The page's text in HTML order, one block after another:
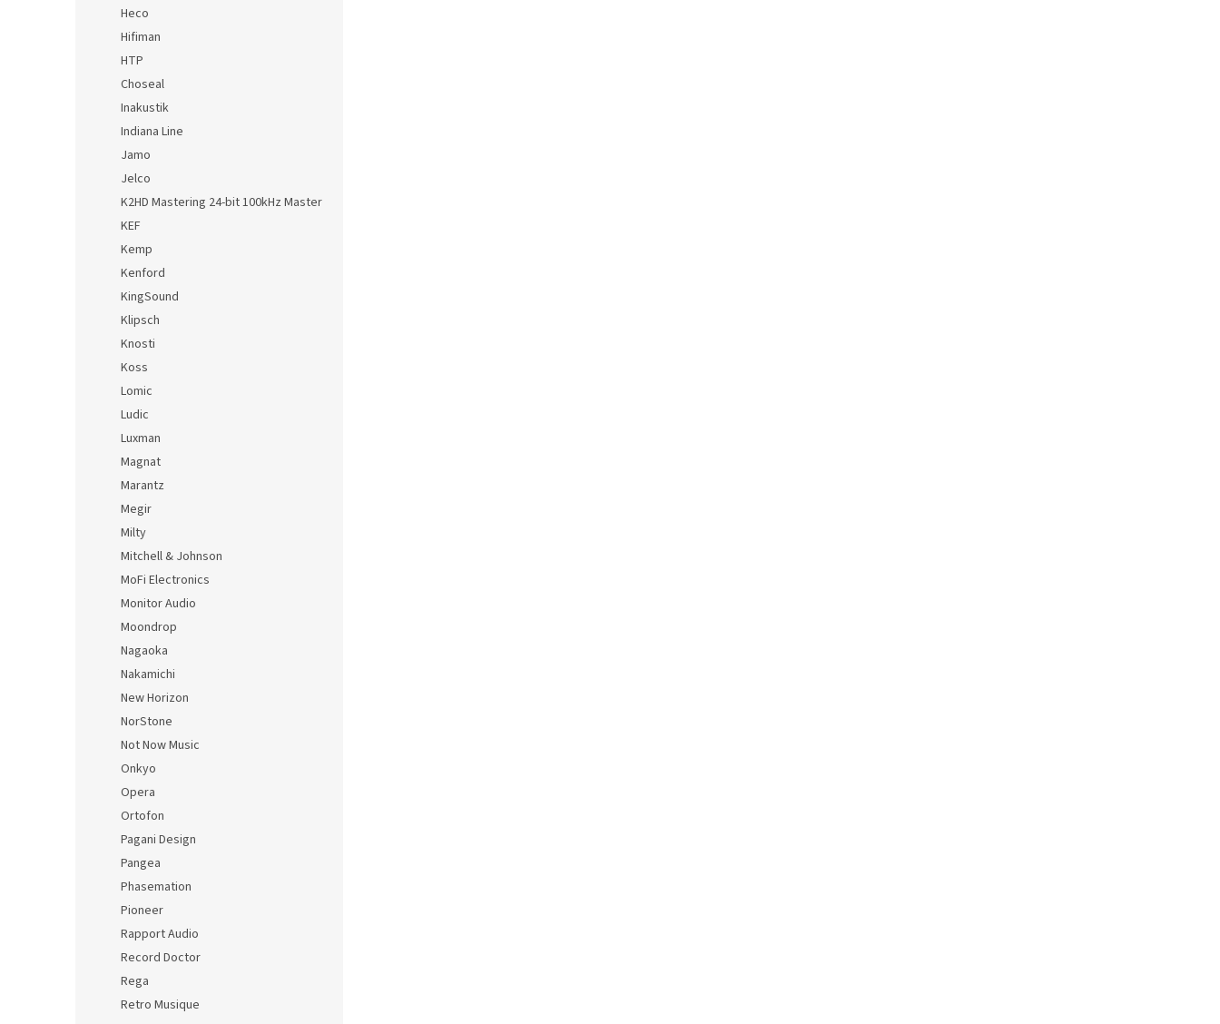
Heco
Hifiman
HTP
Choseal
Inakustik
Indiana Line
Jamo
Jelco
K2HD Mastering 24-bit 100kHz Master
KEF
Kemp
Kenford
KingSound
Klipsch
Knosti
Koss
Lomic
Ludic
Luxman
Magnat
Marantz
Megir
Milty
Mitchell & Johnson
MoFi Electronics
Monitor Audio
Moondrop
Nagaoka
Nakamichi
New Horizon
NorStone
Not Now Music
Onkyo
Opera
Ortofon
Pagani Design
Pangea
Phasemation
Pioneer
Rapport Audio
Record Doctor
Rega
Retro Musique